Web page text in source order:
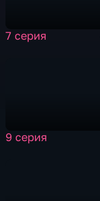
7 серия
9 серия